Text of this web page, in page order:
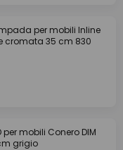
per mobili Inline
cromata 35 cm 830
per mobili Conero DIM
grigio